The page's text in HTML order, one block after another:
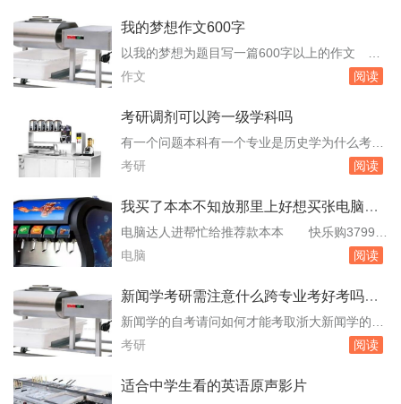
色的基调配上其它颜色的装饰，能让人们的生活
水学来说，不同方位的卧室，根据风水可以选择
不同的颜色。住宅东及东南，宜选择绿、蓝色。
我的梦想作文600字
以我的梦想为题目写一篇600字以上的作文
我的梦想，我的路梦想，就像理想的风筝，带着
翔！我有一个非常伟大的梦想，就是希望在长大
智造福人类.我最想发明的是"；性格转换机"；.这
种机器可以将人的恶念消除，...
作文 阅读
考研调剂可以跨一级学科吗
有一个问题本科有一个专业是历史学为什么考研
究生的时候要分为 研究生教育是按学科来划
学、世界史、中国史。后两个学科考研内容国家
但是调剂并不是一件容易的事情。统考和自主命
题参考教材就是教育部指定的11本教材，或者北
考研 阅读
我买了本本不知放那里上好想买张电脑桌
不知什么样的好
电脑达人进帮忙给推荐款本本 快乐购3799送
木质电脑桌包鼠，现在国庆去电脑城买在3500价
的功能。L60010B12R这个系列也不错。华硕K4
看电影是个享受。4741G四千多两百，i3330M
玩游戏性价比高。只玩...
电脑 阅读
新闻学考研需注意什么跨专业考好考吗怎
样根据自己实力选学校
新闻学的自考请问如何才能考取浙大新闻学的研
究生呢我可以考吗 简称“考研”，这包括公共
简章，准备好相应的考试科目，并进行系统的复
考研 阅读
适合中学生看的英语原声影片